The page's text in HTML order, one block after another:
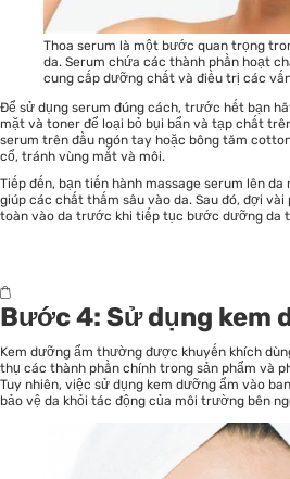
Thoa serum là một bước quan trọng
da. Serum chứa các thành phần hoạt
cung cấp dưỡng chất và điều trị các
Để sử dụng serum đúng cách, trước hết bạn
mặt và toner để loại bỏ bụi bẩn và tạp chất
serum trên đầu ngón tay hoặc bông tăm
cổ, tránh vùng mắt và môi.
Tiếp đến, bạn tiến hành massage serum lên
giúp các chất thấm sâu vào da. Sau đó, đợi
toàn vào da trước khi tiếp tục bước dưỡng da
Bước 4: Sử dụng kem
Kem dưỡng ẩm thường được khuyến khích
thụ các thành phần chính trong sản phẩm và
Tuy nhiên, việc sử dụng kem dưỡng ẩm vào
bảo vệ da khỏi tác động của môi trường bên